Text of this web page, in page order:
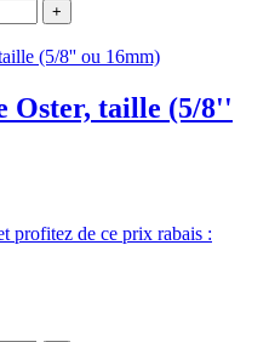
+
Oster, taille (5/8''
profitez de ce prix rabais :